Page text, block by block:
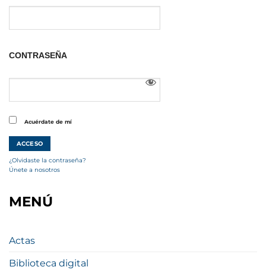
CONTRASEÑA
Acuérdate de mí
¿Olvidaste la contraseña?
Únete a nosotros
MENÚ
Actas
Biblioteca digital